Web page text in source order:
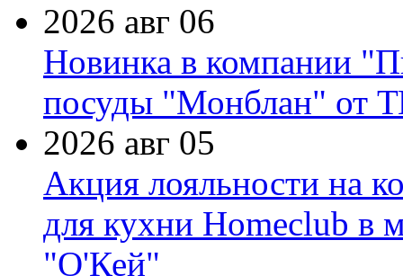
2026 авг 06
Новинка в компании
посуды "Монблан" от
2026 авг 05
Акция лояльности на
для кухни Homeclub в
"О'Кей"